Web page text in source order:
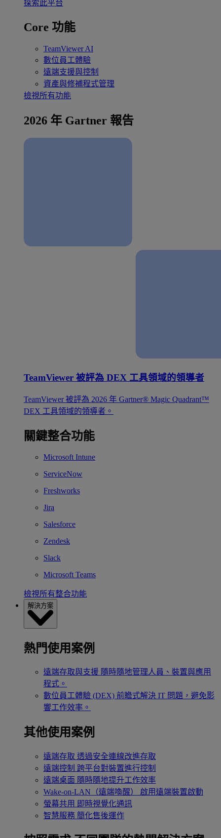
探索此平台
Core 功能
TeamViewer AI
數位員工體驗
遠端支援與控制
資產與修補程式管理
檢視所有功能
2026 年 Gartner 報告
TeamViewer 被評為 DEX 工具領域的領導者
TeamViewer 被評為 2026 年 Gartner® Magic Quadrant™
DEX 工具領域的領導者。
關鍵整合功能
Microsoft Intune
ServiceNow
Freshworks
Jira
Salesforce
Zendesk
Slack
Microsoft Teams
檢視所有整合功能
解決方案
熱門使用案例
遠端存取與支援 隨時隨地管理人員、裝置與應用
程式。
數位員工體驗 (DEX) 前瞻式解決 IT 問題，避免影
響工作效率。
其他使用案例
遠端存取 透過安全連線改進存取
遠端控制 跨平台對裝置進行控制
遠端桌面 隨時隨地提升工作效率
Wake-on-LAN（遠端喚醒）
啟用遠端裝置啟動
螢幕共用 即時視覺化通訊
智慧服務 簡化售後運作